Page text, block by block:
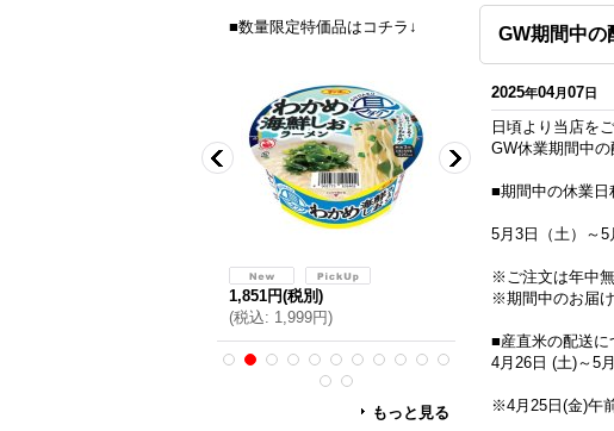
■数量限定特価品はコチラ↓
1,851円(税別)
(税込: 1,999円)
1,851円(税別)
もっと見る
GW期間中の
2025年04月07日
日頃より当店を
GW休業期間中の
■期間中の休業日
5月3日（土）～
※ご注文は年中
※期間中のお届
■産直米の配送に
4月26日 (土)～5
※4月25日(金)午